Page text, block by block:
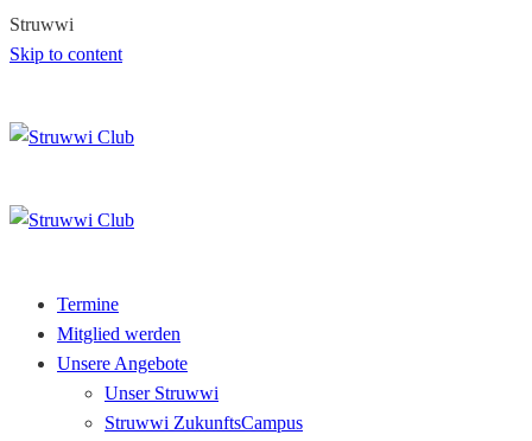
Struwwi
Skip to content
Termine
Mitglied werden
Unsere Angebote
Unser Struwwi
Struwwi ZukunftsCampus